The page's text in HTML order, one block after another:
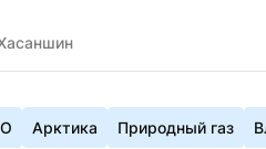
Арктика Природный газ